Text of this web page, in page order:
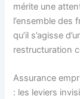
mérite une
l’ensemble des
qu’il s’agisse
restructuration
Assurance
: les leviers